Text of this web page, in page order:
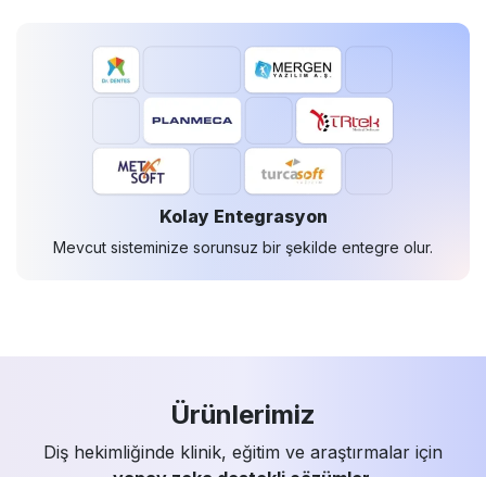
Kolay Entegrasyon
Mevcut sisteminize sorunsuz bir şekilde entegre olur.
Ürünlerimiz
Diş hekimliğinde klinik, eğitim ve araştırmalar için